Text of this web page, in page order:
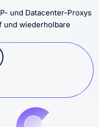
und Datacenter-Proxys
und wiederholbare